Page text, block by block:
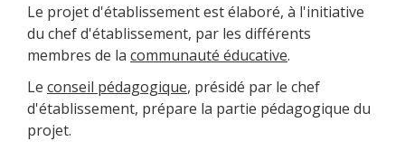
Le projet d'établissement est élaboré, à l'initiative
du chef d'établissement, par les différents
membres de la communauté éducative.
Le conseil pédagogique, présidé par le chef
d'établissement, prépare la partie pédagogique du
projet.